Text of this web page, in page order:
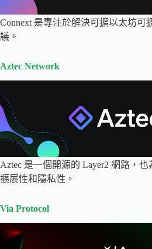
Connext 是專注於解決可擴以太坊可
議。
Aztec Network
Aztec 是一個開源的 Layer2 網路，
擴展性和隱私性。
Via Protocol